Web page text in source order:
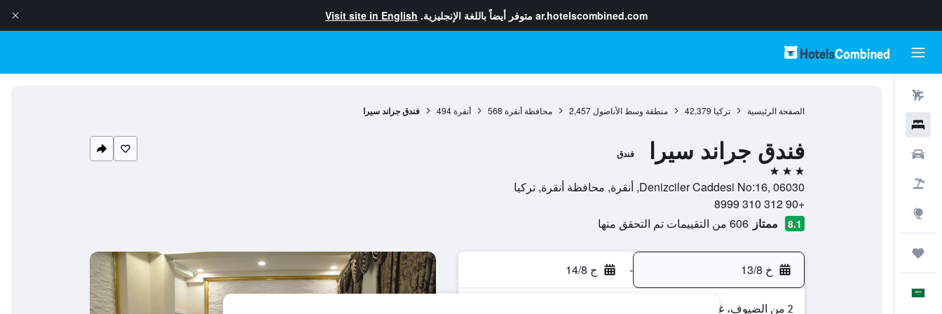
ar.hotelscombined.com متوفر أيضاً باللغة الإنجليزية. Visit site in English
الصفحة الرئيسية تركيا 42,379 منطقة وسط الأناضول 2,457 محافظة أنقرة 568 أنقرة 494 فندق جراند سيرا
فندق جراند سيرا فندق
3 نجوم
Denizciler Caddesi No:16, 06030, أنقرة, محافظة أنقرة, تركيا
+90 312 310 8999
8.1 ممتاز 606 من التقييمات تم التحقق منها
خ 13/8 - ج 14/8
2 من الضيوف، غرفة واحدة